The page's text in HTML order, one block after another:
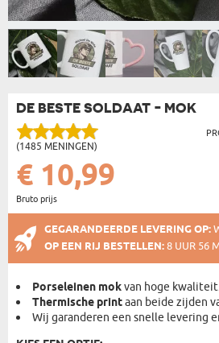
DE BESTE SOLDAAT - MOK
(1485 MENINGEN)
€ 10,99
Bruto prijs
GEGARANDEERDE LEVERING OP:
OP EEN RIJ BESTELLEN:8 UUR 56
Porseleinen mokvan hoge
Thermische printaan beide zijden
Wij garanderen een snelle levering